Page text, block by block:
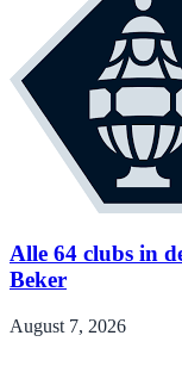
Alle 64 clubs in
Beker
August 7, 2026